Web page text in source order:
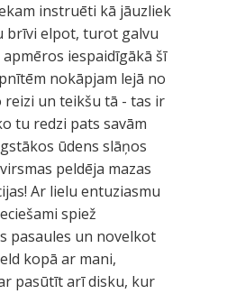
instruēti kā jāuzliek
brīvi elpot, turot galvu
iespaidīgākā šī
nokāpjam lejā no
reizi un teikšu tā - tas ir
tu redzi pats savām
ūdens slāņos
peldēja mazas
Ar lielu entuziasmu
spiež
pasaules un novelkot
kopā ar mani,
pasūtīt arī disku, kur